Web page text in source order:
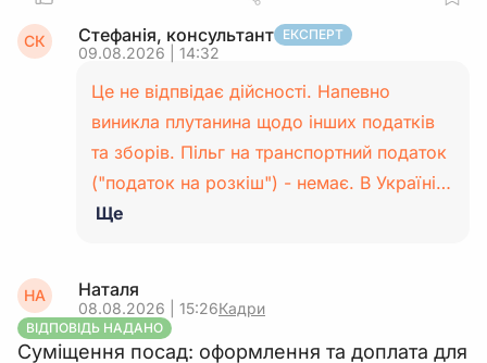
СК Стефанія, консультант ЕКСПЕРТ
09.08.2026 | 14:32
Це не відпвідає дійсності. Напевно
виникла плутанина щодо інших податків
та зборів. Пільг на транспортний податок
("податок на розкіш") - немає. В Україні…
Ще
НА Наталя
08.08.2026 | 15:26Кадри
ВІДПОВІДЬ НАДАНО
Суміщення посад: оформлення та доплата для